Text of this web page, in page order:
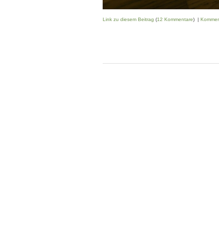
Link zu diesem Beitrag (12 Kommentare) |